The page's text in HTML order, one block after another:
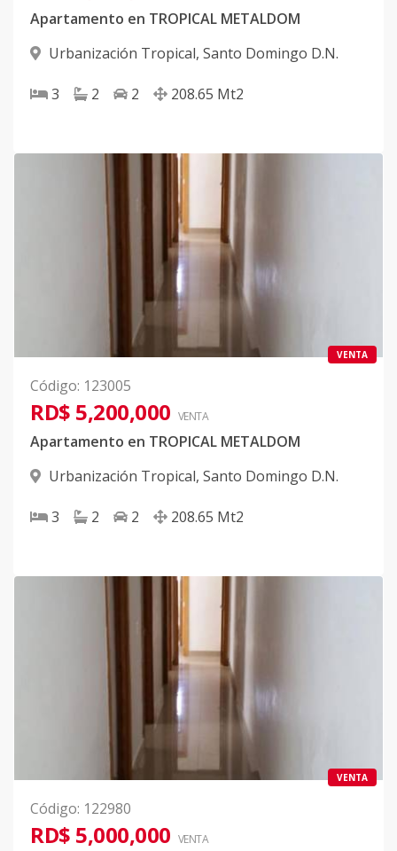
Apartamento en TROPICAL METALDOM
Urbanización Tropical, Santo Domingo D.N.
3 2 2 208.65 Mt2
VENTA
Código: 123005
RD$ 5,200,000 VENTA
Apartamento en TROPICAL METALDOM
Urbanización Tropical, Santo Domingo D.N.
3 2 2 208.65 Mt2
VENTA
Código: 122980
RD$ 5,000,000 VENTA